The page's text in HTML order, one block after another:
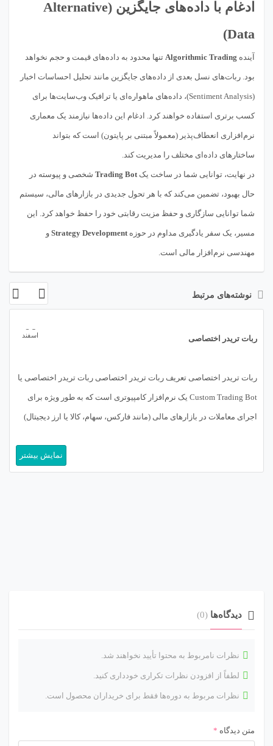
ادغام با داده‌های جایگزین (Alternative
Data)
آینده Algorithmic Trading تنها محدود به داده‌های قیمت و حجم نخواهد
بود. ربات‌های نسل بعدی از داده‌های جایگزین مانند تحلیل احساسات اخبار
(Sentiment Analysis)، داده‌های ماهواره‌ای یا ترافیک وب‌سایت‌ها برای
کسب برتری استفاده خواهند کرد. ادغام این داده‌ها نیازمند یک معماری
نرم‌افزاری انعطاف‌پذیر (معمولاً مبتنی بر پایتون) است که بتواند
ساختارهای داده‌ای مختلف را مدیریت کند.
در نهایت، توانایی شما در ساخت یکTrading Bot شخصی و پیوسته در
حال بهبود، تضمین می‌کند که با هر تحول جدیدی در بازارهای مالی، سیستم
شما توانایی سازگاری و حفظ مزیت رقابتی خود را حفظ خواهد کرد. این
مسیر، یک سفر یادگیری مداوم در حوزهStrategy Development و
مهندسی نرم‌افزار مالی است.
نوشته‌های مرتبط
ربات تریدر اختصاصی
ربات تریدر اختصاصی تعریف ربات تریدر اختصاصی ربات تریدر اختصاصی یا
Custom Trading Bot یک نرم‌افزار کامپیوتری است که به طور ویژه برای
اجرای معاملات در بازارهای مالی (مانند فارکس، سهام، کالا یا ارز دیجیتال)
اسفند
نمایش بیشتر
دیدگاه‌ها (0)
نظرات نامربوط به محتوا تأیید نخواهند شد.
لطفاً از افزودن نظرات تکراری خودداری کنید.
نظرات مربوط به دوره‌ها فقط برای خریداران محصول است.
متن دیدگاه *